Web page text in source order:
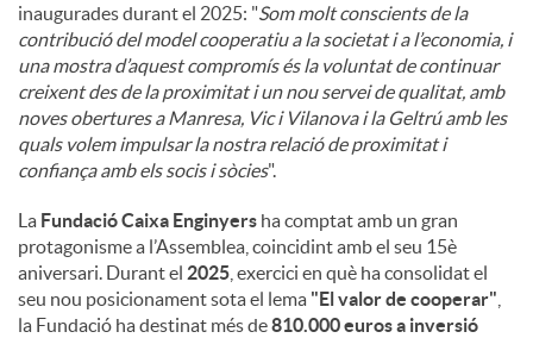
inaugurades durant el 2025: "Som molt conscients de la
contribució del model cooperatiu a la societat i a l’economia, i
una mostra d’aquest compromís és la voluntat de continuar
creixent des de la proximitat i un nou servei de qualitat, amb
noves obertures a Manresa, Vic i Vilanova i la Geltrú amb les
quals volem impulsar la nostra relació de proximitat i
confiança amb els socis i sòcies".
La Fundació Caixa Enginyers ha comptat amb un gran
protagonisme a l’Assemblea, coincidint amb el seu 15è
aniversari. Durant el 2025 , exercici en què ha consolidat el
seu nou posicionament sota el lema "El valor de cooperar"
la Fundació ha destinat més de810.000 euros a inversió